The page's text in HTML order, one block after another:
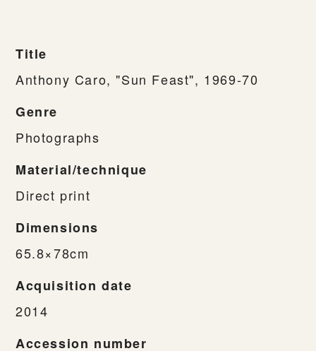
Title
Anthony Caro, "Sun Feast", 1969-70
Genre
Photographs
Material/technique
Direct print
Dimensions
65.8×78cm
Acquisition date
2014
Accession number